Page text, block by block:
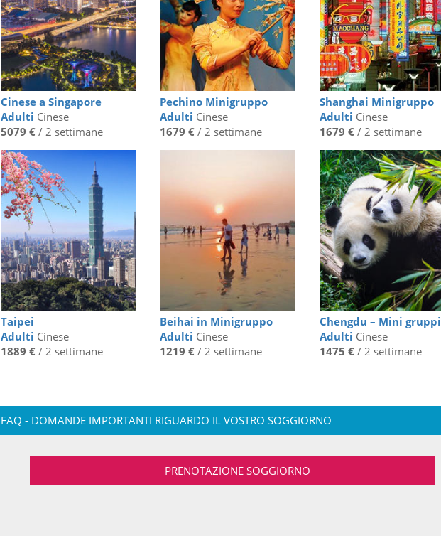
Cinese a Singapore
Adulti Cinese
5079 €/ 2 settimane
Pechino Minigruppo
Adulti Cinese
1679 € / 2 settimane
Shanghai Minigruppo
Adulti Cinese
1679 € / 2 settimane
Taipei
Adulti Cinese
1889 €/ 2 settimane
Beihai in Minigruppo
Adulti Cinese
1219 € / 2 settimane
Chengdu – Mini gruppi
Adulti Cinese
1475 € / 2 settimane
FAQ - DOMANDE IMPORTANTI RIGUARDO IL VOSTRO SOGGIORNO
PRENOTAZIONE SOGGIORNO